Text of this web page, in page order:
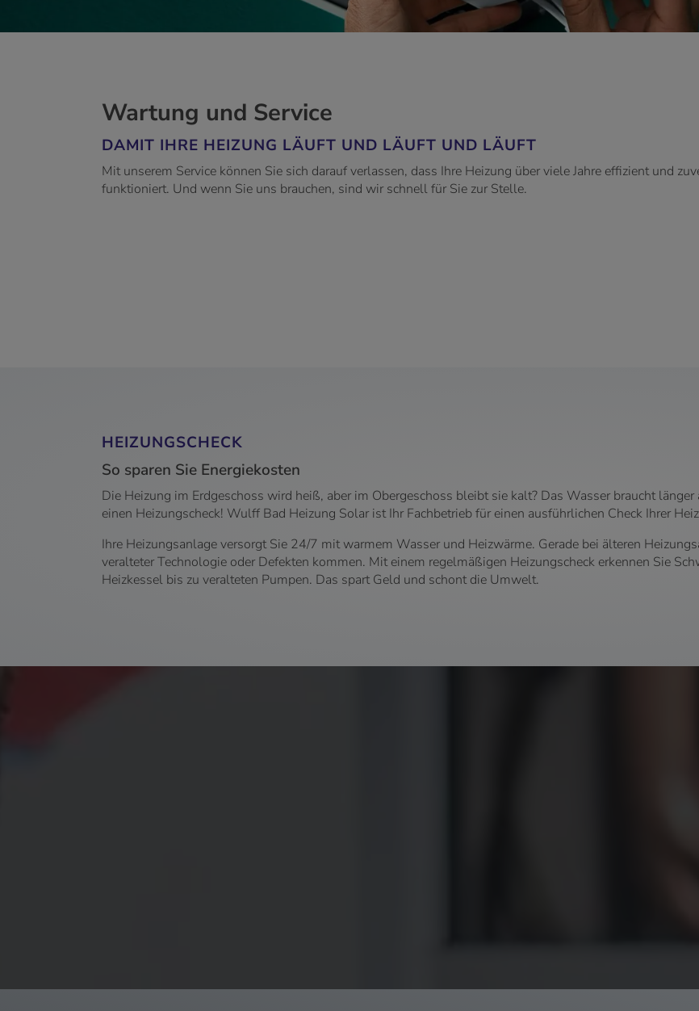
Wartung und Service
DAMIT IHRE HEIZUNG LÄUFT UND LÄUFT UND LÄUFT
Mit unserem Service können Sie sich darauf verlassen, dass Ihre Heizung über viele Jahre effizient und
funktioniert. Und wenn Sie uns brauchen, sind wir schnell für Sie zur Stelle.
HEIZUNGSCHECK
So sparen Sie Energiekosten
Die Heizung im Erdgeschoss wird heiß, aber im Obergeschoss bleibt sie kalt? Das Wasser braucht
einen Heizungscheck! Wulff Bad Heizung Solar ist Ihr Fachbetrieb für einen ausführlichen Check Ihrer
Ihre Heizungsanlage versorgt Sie 24/7 mit warmem Wasser und Heizwärme. Gerade bei älteren
veralteter Technologie oder Defekten kommen. Mit einem regelmäßigen Heizungscheck erkennen Sie
Heizkessel bis zu veralteten Pumpen. Das spart Geld und schont die Umwelt.